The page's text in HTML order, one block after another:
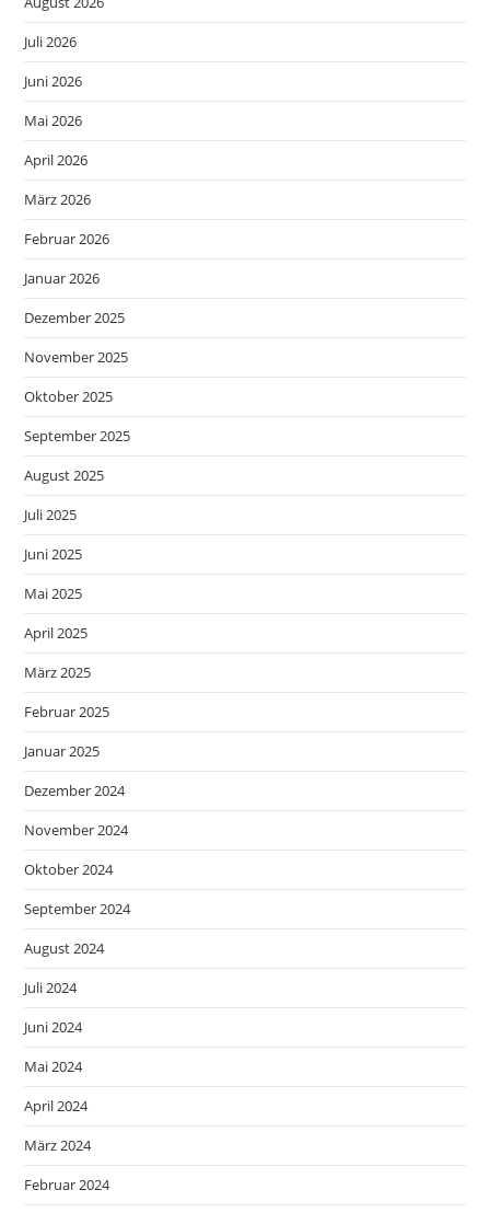
Juli 2026
Juni 2026
Mai 2026
April 2026
März 2026
Februar 2026
Januar 2026
Dezember 2025
November 2025
Oktober 2025
September 2025
August 2025
Juli 2025
Juni 2025
Mai 2025
April 2025
März 2025
Februar 2025
Januar 2025
Dezember 2024
November 2024
Oktober 2024
September 2024
August 2024
Juli 2024
Juni 2024
Mai 2024
April 2024
März 2024
Februar 2024